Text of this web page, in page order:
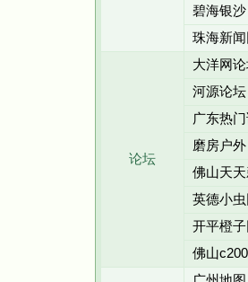
碧海银沙
珠海新闻
论坛
大洋网
河源论坛
广东热
磨房户外
佛山天
英德小虫
开平橙子
佛山